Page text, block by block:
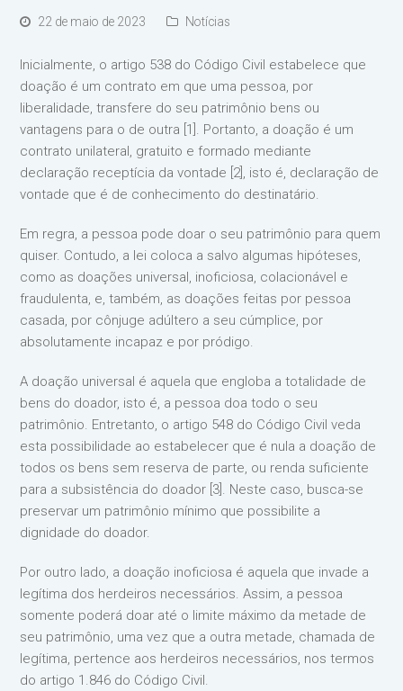
22 de maio de 2023 Notícias
Inicialmente, o artigo 538 do Código Civil estabelece que
doação é um contrato em que uma pessoa, por
liberalidade, transfere do seu patrimônio bens ou
vantagens para o de outra [1]. Portanto, a doação é um
contrato unilateral, gratuito e formado mediante
declaração receptícia da vontade [2], isto é, declaração de
vontade que é de conhecimento do destinatário.
Em regra, a pessoa pode doar o seu patrimônio para quem
quiser. Contudo, a lei coloca a salvo algumas hipóteses,
como as doações universal, inoficiosa, colacionável e
fraudulenta, e, também, as doações feitas por pessoa
casada, por cônjuge adúltero a seu cúmplice, por
absolutamente incapaz e por pródigo.
A doação universal é aquela que engloba a totalidade de
bens do doador, isto é, a pessoa doa todo o seu
patrimônio. Entretanto, o artigo 548 do Código Civil veda
esta possibilidade ao estabelecer que é nula a doação de
todos os bens sem reserva de parte, ou renda suficiente
para a subsistência do doador [3]. Neste caso, busca-se
preservar um patrimônio mínimo que possibilite a
dignidade do doador.
Por outro lado, a doação inoficiosa é aquela que invade a
legítima dos herdeiros necessários. Assim, a pessoa
somente poderá doar até o limite máximo da metade de
seu patrimônio, uma vez que a outra metade, chamada de
legítima, pertence aos herdeiros necessários, nos termos
do artigo 1.846 do Código Civil.